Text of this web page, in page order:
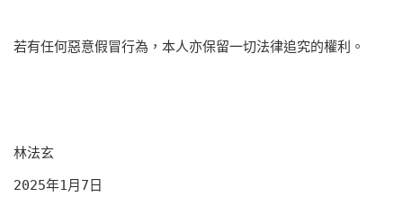
若有任何惡意假冒行為，本人亦保留一切法律追究的權利。
林法玄
2025年1月7日